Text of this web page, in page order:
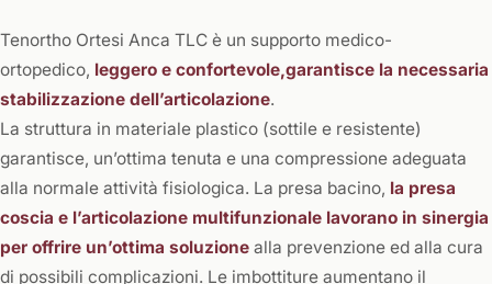
Tenortho Ortesi Anca TLC è un supporto medico-
ortopedico, leggero e confortevole,garantisce la necessaria
stabilizzazione dell’articolazione.
La struttura in materiale plastico (sottile e resistente)
garantisce, un’ottima tenuta e una compressione adeguata
alla normale attività fisiologica. La presa bacino, la presa
coscia e l’articolazione multifunzionale lavorano in sinergia
per offrire un’ottima soluzione alla prevenzione ed alla cura
di possibili complicazioni. Le imbottiture aumentano il